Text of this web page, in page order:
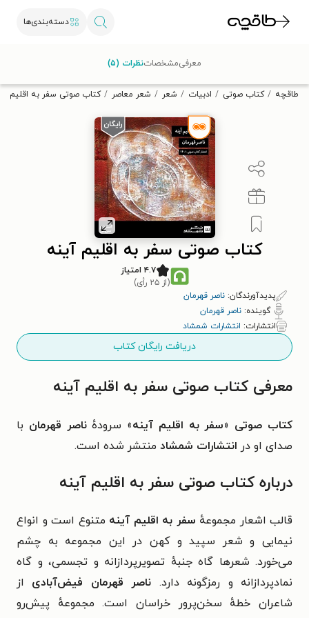
دسته‌بندی‌ها
تخفیف از طاقچه دریافت کن.
طاقچه کتاب صوتی ادبیات شعر شعر معاصر کتاب صوتی سفر به اقلیم
کتاب صوتی سفر به اقلیم آینه
۴.۷ امتیاز
(از ۲۵ رأی)
پدیدآورندگان: ناصر قهرمان
گوینده: ناصر قهرمان
انتشارات: انتشارات شمشاد
دریافت رایگان کتاب
معرفیمشخصاتنظرات (۵)
معرفی کتاب صوتی سفر به اقلیم آینه
کتاب صوتی «سفر به اقلیم آینه» سرودهٔناصر قهرمان با
صدای او در انتشارات شمشاد منتشر شده است.
درباره کتاب صوتی سفر به اقلیم آینه
قالب اشعار مجموعهٔ سفر به اقلیم آینه متنوع است و انواع
نیمایی و شعر سپید و کهن در این مجموعه به چشم
می‌خورد. شعرها گاه جنبهٔ تصویرپردازانه و تجسمی، و گاه
نمادپردازانه و رمزگونه دارد. ناصر قهرمان فیض‌آبادی از
شاعران خطهٔ سخن‌پرور خراسان است. مجموعهٔ پیش‌رو